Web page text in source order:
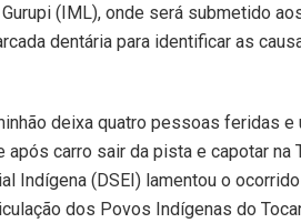
(IML), onde será submetido
dentária para identificar as
deixa quatro pessoas feridas e
carro sair da pista e capotar na
Indígena (DSEI) lamentou o
dos Povos Indígenas do